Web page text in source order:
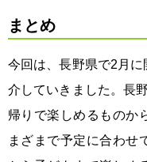
まとめ
今回は、長野県で2月
介していきました。長
帰りで楽しめるものか
まざまで予定に合わせ